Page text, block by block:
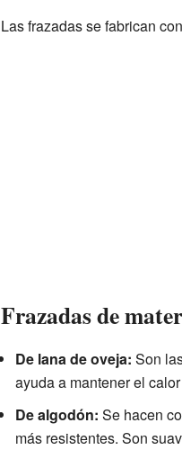
Las frazadas se fabrican
Frazadas de
De lana de oveja: Son
ayuda a mantener el
De algodón: Se hacen
más resistentes. Son